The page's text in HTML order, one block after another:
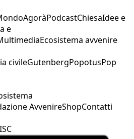
AgoràPodcastChiesaIdee e
e
Ecosistema avvenire
civileGutenbergPopotusPop
AvvenireShopContatti